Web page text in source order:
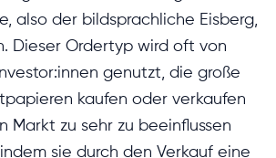
also der bildsprachliche Eisberg,
Dieser Ordertyp wird oft von
genutzt, die große
kaufen oder verkaufen
Markt zu sehr zu beeinflussen
sie durch den Verkauf eine